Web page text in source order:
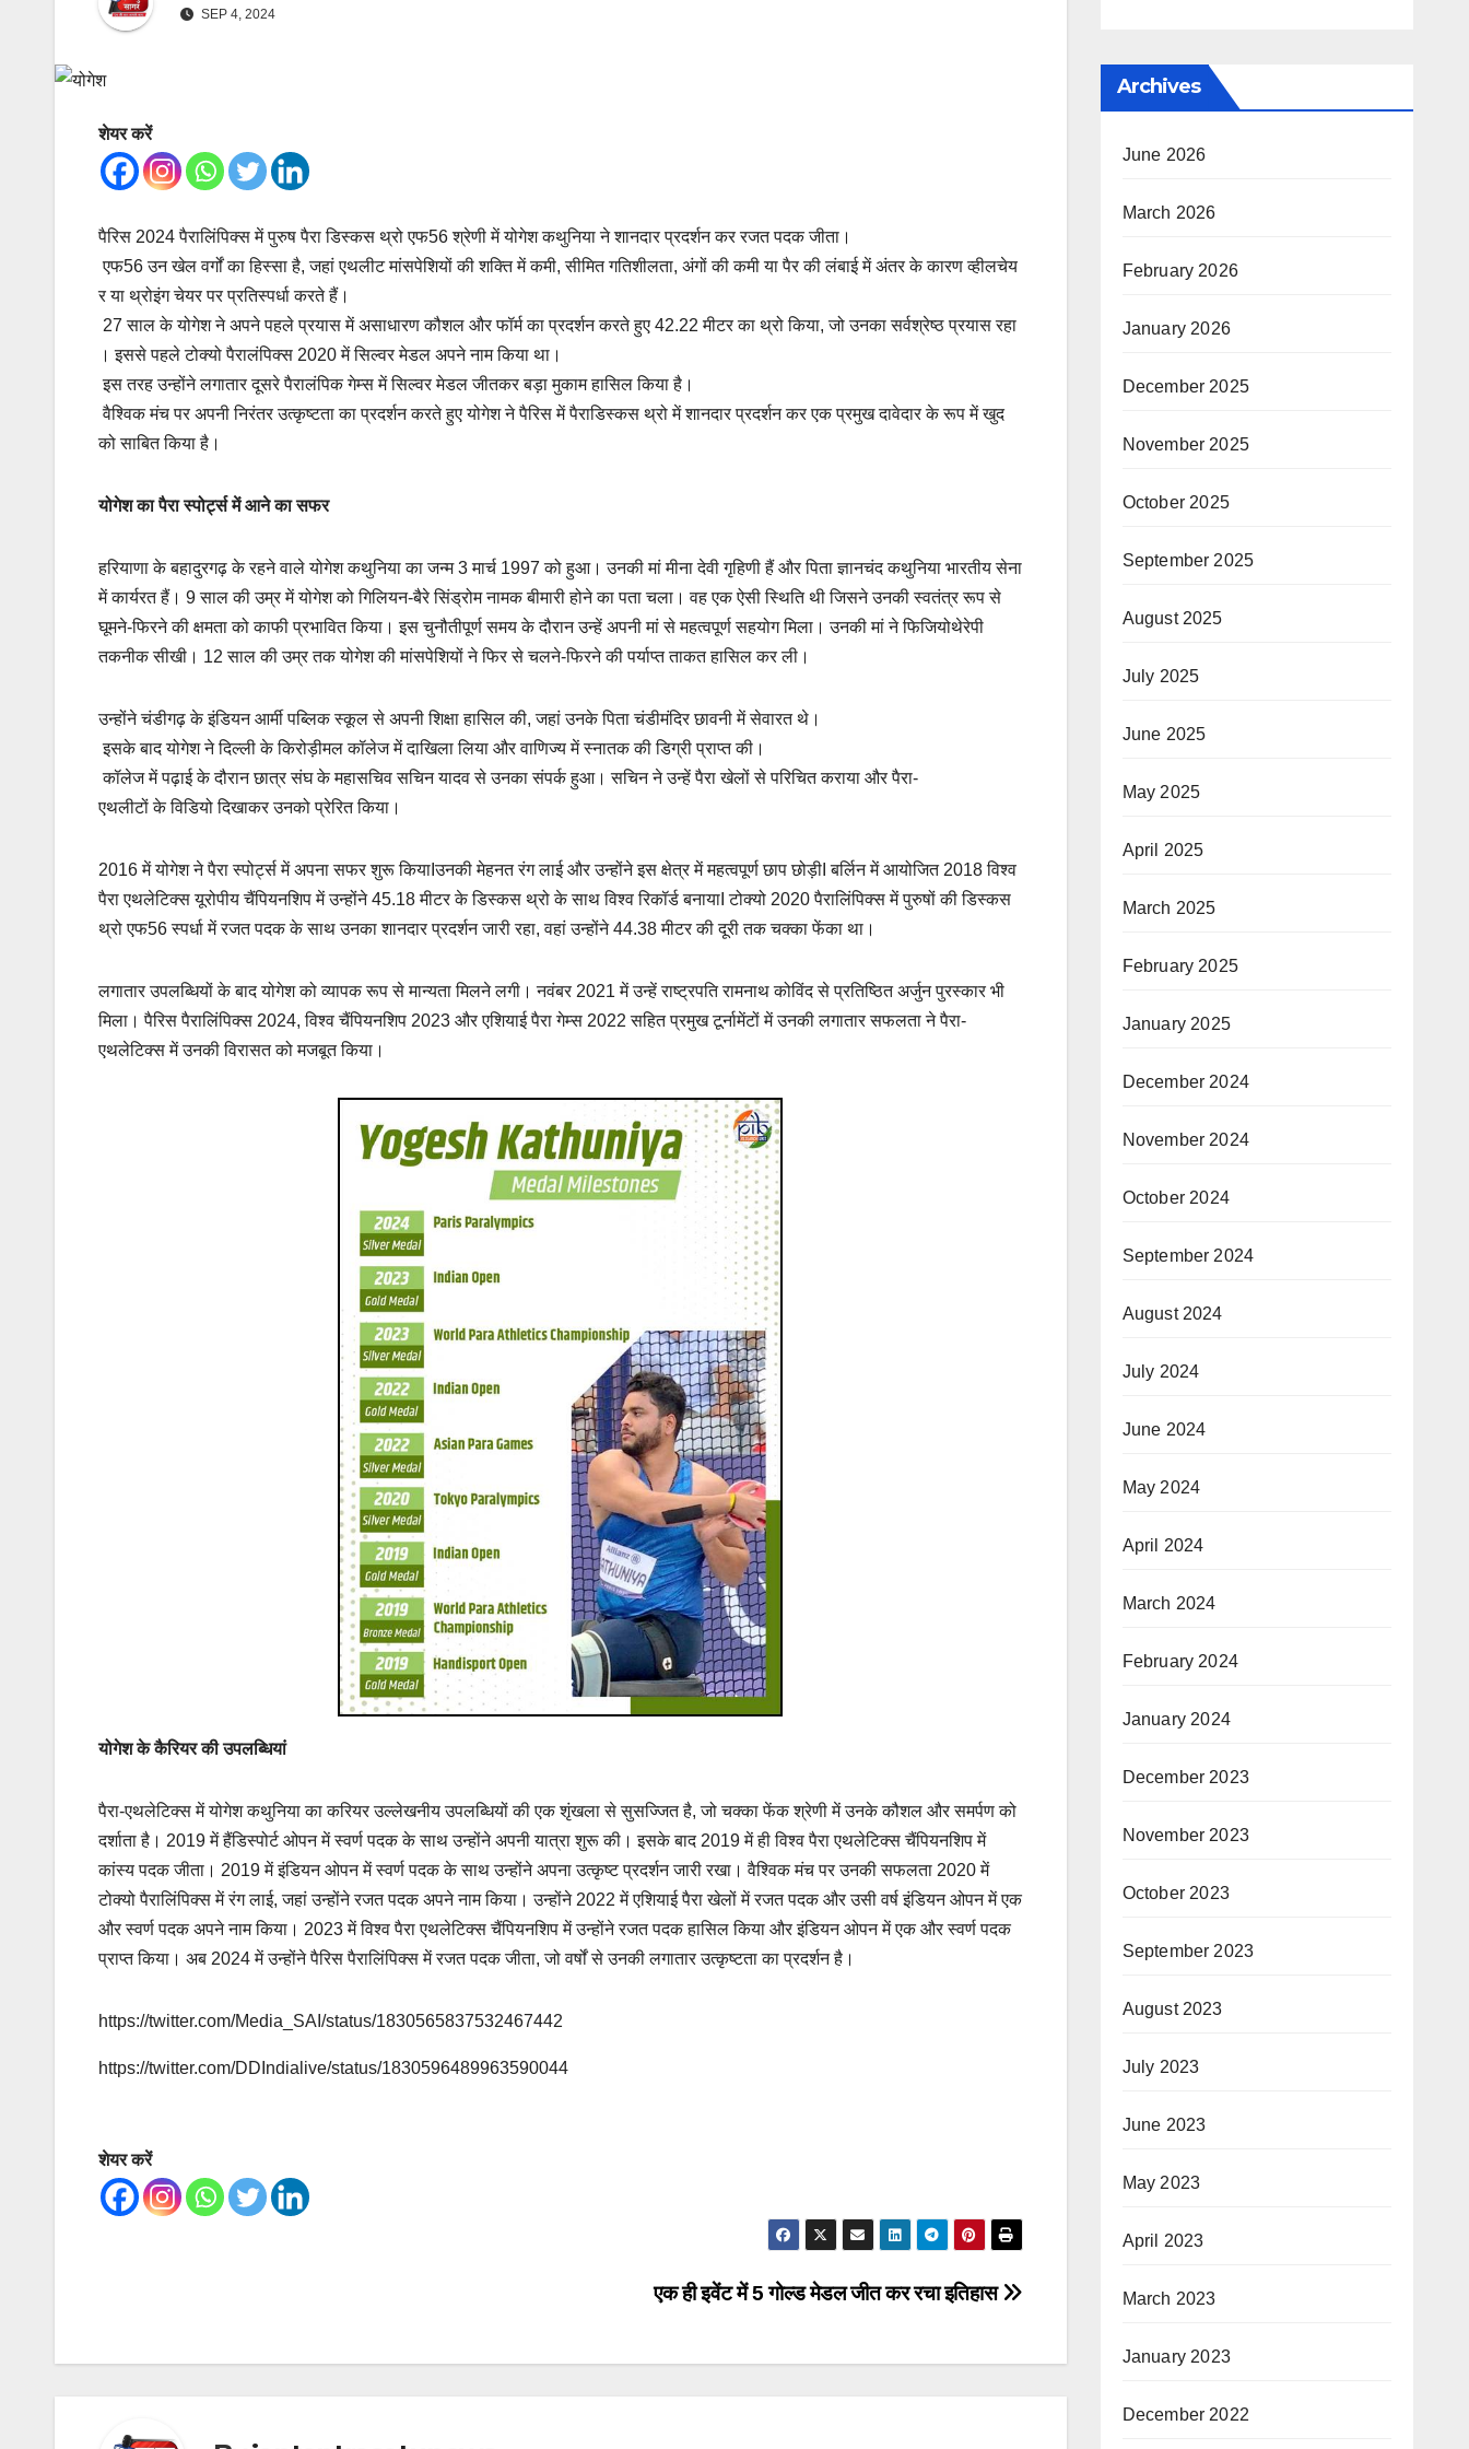
SEP 4, 2024
शेयर करें
पैरिस 2024 पैरालिंपिक्स में पुरुष पैरा डिस्कस थ्रो एफ56 श्रेणी में योगेश कथुनिया ने शानदार प्रदर्शन कर रजत पदक जीता।
एफ56 उन खेल वर्गों का हिस्सा है, जहां एथलीट मांसपेशियों की शक्ति में कमी, सीमित गतिशीलता, अंगों की कमी या पैर की लंबाई में अंतर के कारण व्हीलचेय
र या थ्रोइंग चेयर पर प्रतिस्पर्धा करते हैं।
27 साल के योगेश ने अपने पहले प्रयास में असाधारण कौशल और फॉर्म का प्रदर्शन करते हुए 42.22 मीटर का थ्रो किया, जो उनका सर्वश्रेष्ठ प्रयास रहा
। इससे पहले टोक्यो पैरालंपिक्स 2020 में सिल्वर मेडल अपने नाम किया था।
इस तरह उन्होंने लगातार दूसरे पैरालंपिक गेम्स में सिल्वर मेडल जीतकर बड़ा मुकाम हासिल किया है।
वैश्विक मंच पर अपनी निरंतर उत्कृष्टता का प्रदर्शन करते हुए योगेश ने पैरिस में पैराडिस्कस थ्रो में शानदार प्रदर्शन कर एक प्रमुख दावेदार के रूप में खुद
को साबित किया है।
योगेश का पैरा स्पोर्ट्स में आने का सफर
हरियाणा के बहादुरगढ़ के रहने वाले योगेश कथुनिया का जन्म 3 मार्च 1997 को हुआ। उनकी मां मीना देवी गृहिणी हैं और पिता ज्ञानचंद कथुनिया भारतीय सेना
में कार्यरत हैं। 9 साल की उम्र में योगेश को गिलियन-बैरे सिंड्रोम नामक बीमारी होने का पता चला। वह एक ऐसी स्थिति थी जिसने उनकी स्वतंत्र रूप से
घूमने-फिरने की क्षमता को काफी प्रभावित किया। इस चुनौतीपूर्ण समय के दौरान उन्हें अपनी मां से महत्वपूर्ण सहयोग मिला। उनकी मां ने फिजियोथेरेपी
तकनीक सीखी। 12 साल की उम्र तक योगेश की मांसपेशियों ने फिर से चलने-फिरने की पर्याप्त ताकत हासिल कर ली।
उन्होंने चंडीगढ़ के इंडियन आर्मी पब्लिक स्कूल से अपनी शिक्षा हासिल की, जहां उनके पिता चंडीमंदिर छावनी में सेवारत थे।
इसके बाद योगेश ने दिल्ली के किरोड़ीमल कॉलेज में दाखिला लिया और वाणिज्य में स्नातक की डिग्री प्राप्त की।
कॉलेज में पढ़ाई के दौरान छात्र संघ के महासचिव सचिन यादव से उनका संपर्क हुआ। सचिन ने उन्हें पैरा खेलों से परिचित कराया और पैरा-
एथलीटों के विडियो दिखाकर उनको प्रेरित किया।
2016 में योगेश ने पैरा स्पोर्ट्स में अपना सफर शुरू कियाIउनकी मेहनत रंग लाई और उन्होंने इस क्षेत्र में महत्वपूर्ण छाप छोड़ीI बर्लिन में आयोजित 2018 विश्व
पैरा एथलेटिक्स यूरोपीय चैंपियनशिप में उन्होंने 45.18 मीटर के डिस्कस थ्रो के साथ विश्व रिकॉर्ड बनायाI टोक्यो 2020 पैरालिंपिक्स में पुरुषों की डिस्कस
थ्रो एफ56 स्पर्धा में रजत पदक के साथ उनका शानदार प्रदर्शन जारी रहा, वहां उन्होंने 44.38 मीटर की दूरी तक चक्का फेंका था।
लगातार उपलब्धियों के बाद योगेश को व्यापक रूप से मान्यता मिलने लगी। नवंबर 2021 में उन्हें राष्ट्रपति रामनाथ कोविंद से प्रतिष्ठित अर्जुन पुरस्कार भी
मिला। पैरिस पैरालिंपिक्स 2024, विश्व चैंपियनशिप 2023 और एशियाई पैरा गेम्स 2022 सहित प्रमुख टूर्नामेंटों में उनकी लगातार सफलता ने पैरा-
एथलेटिक्स में उनकी विरासत को मजबूत किया।
योगेश के कैरियर की उपलब्धियां
पैरा-एथलेटिक्स में योगेश कथुनिया का करियर उल्लेखनीय उपलब्धियों की एक शृंखला से सुसज्जित है, जो चक्का फेंक श्रेणी में उनके कौशल और समर्पण को
दर्शाता है। 2019 में हैंडिस्पोर्ट ओपन में स्वर्ण पदक के साथ उन्होंने अपनी यात्रा शुरू की। इसके बाद 2019 में ही विश्व पैरा एथलेटिक्स चैंपियनशिप में
कांस्य पदक जीता। 2019 में इंडियन ओपन में स्वर्ण पदक के साथ उन्होंने अपना उत्कृष्ट प्रदर्शन जारी रखा। वैश्विक मंच पर उनकी सफलता 2020 में
टोक्यो पैरालिंपिक्स में रंग लाई, जहां उन्होंने रजत पदक अपने नाम किया। उन्होंने 2022 में एशियाई पैरा खेलों में रजत पदक और उसी वर्ष इंडियन ओपन में एक
और स्वर्ण पदक अपने नाम किया। 2023 में विश्व पैरा एथलेटिक्स चैंपियनशिप में उन्होंने रजत पदक हासिल किया और इंडियन ओपन में एक और स्वर्ण पदक
प्राप्त किया। अब 2024 में उन्होंने पैरिस पैरालिंपिक्स में रजत पदक जीता, जो वर्षों से उनकी लगातार उत्कृष्टता का प्रदर्शन है।
https://twitter.com/Media_SAI/status/1830565837532467442
https://twitter.com/DDIndialive/status/1830596489963590044
शेयर करें
एक ही इवेंट में 5 गोल्ड मेडल जीत कर रचा इतिहास
Archives
June 2026
March 2026
February 2026
January 2026
December 2025
November 2025
October 2025
September 2025
August 2025
July 2025
June 2025
May 2025
April 2025
March 2025
February 2025
January 2025
December 2024
November 2024
October 2024
September 2024
August 2024
July 2024
June 2024
May 2024
April 2024
March 2024
February 2024
January 2024
December 2023
November 2023
October 2023
September 2023
August 2023
July 2023
June 2023
May 2023
April 2023
March 2023
January 2023
December 2022